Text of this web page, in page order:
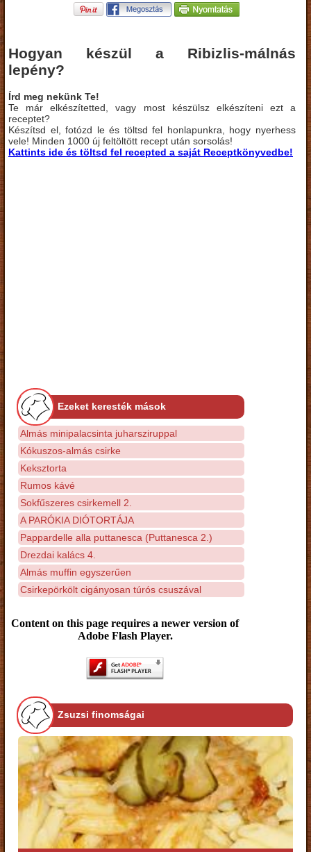
Hogyan készül a Ribizlis-málnás
lepény?
Írd meg nekünk Te!
Te már elkészítetted, vagy most készülsz elkészíteni ezt a
receptet?
Készítsd el, fotózd le és töltsd fel honlapunkra, hogy nyerhess
vele! Minden 1000 új feltöltött recept után sorsolás!
Kattints ide és töltsd fel recepted a saját Receptkönyvedbe!
Ezeket keresték mások
Almás minipalacsinta juharsziruppal
Kókuszos-almás csirke
Keksztorta
Rumos kávé
Sokfűszeres csirkemell 2.
A PARÓKIA DIÓTORTÁJA
Pappardelle alla puttanesca (Puttanesca 2.)
Drezdai kalács 4.
Almás muffin egyszerűen
Csirkepörkölt cigányosan túrós csuszával
Content on this page requires a newer version of
Adobe Flash Player.
Zsuzsi finomságai